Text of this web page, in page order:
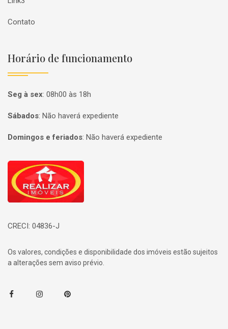
Contato
Horário de funcionamento
Seg à sex: 08h00 às 18h
Sábados: Não haverá expediente
Domingos e feriados: Não haverá expediente
Página inicial
CRECI: 04836-J
Os valores, condições e disponibilidade dos imóveis estão sujeitos
a alterações sem aviso prévio.
FacebookInstagramPinterest